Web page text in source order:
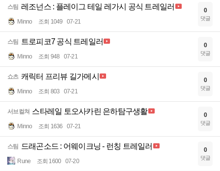
스팀 레조넌스 : 플레이그 테일 레가시 공식 트레일러
Minno 조회 1049 07-21
0
댓글
스팀 트로피코7 공식 트레일러
Minno 조회 948 07-21
0
댓글
쇼츠 캐릭터 프리뷰 길가메시
Minno 조회 803 07-21
0
댓글
서브컬쳐 스타레일 토오사카린 은하탐구생활
Minno 조회 1636 07-21
0
댓글
스팀 드래곤소드 : 어웨이크닝 - 런칭 트레일러
Rune 조회 1600 07-20
0
댓글